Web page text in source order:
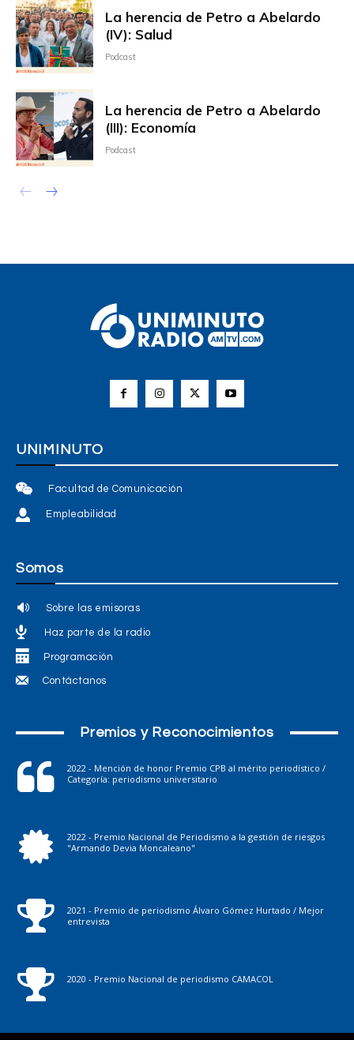
La herencia de Petro a Abelardo
(IV): Salud
Podcast
La herencia de Petro a Abelardo
(III): Economía
Podcast
UNIMINUTO
Facultad de Comunicación
Empleabilidad
Somos
Sobre las emisoras
Haz parte de la radio
Programación
Contáctanos
Premios y Reconocimientos
2022 - Mención de honor Premio CPB al mérito periodístico /
Categoría: periodismo universitario
2022 - Premio Nacional de Periodismo a la gestión de riesgos
"Armando Devia Moncaleano"
2021 - Premio de periodismo Álvaro Gómez Hurtado / Mejor
entrevista
2020 - Premio Nacional de periodismo CAMACOL